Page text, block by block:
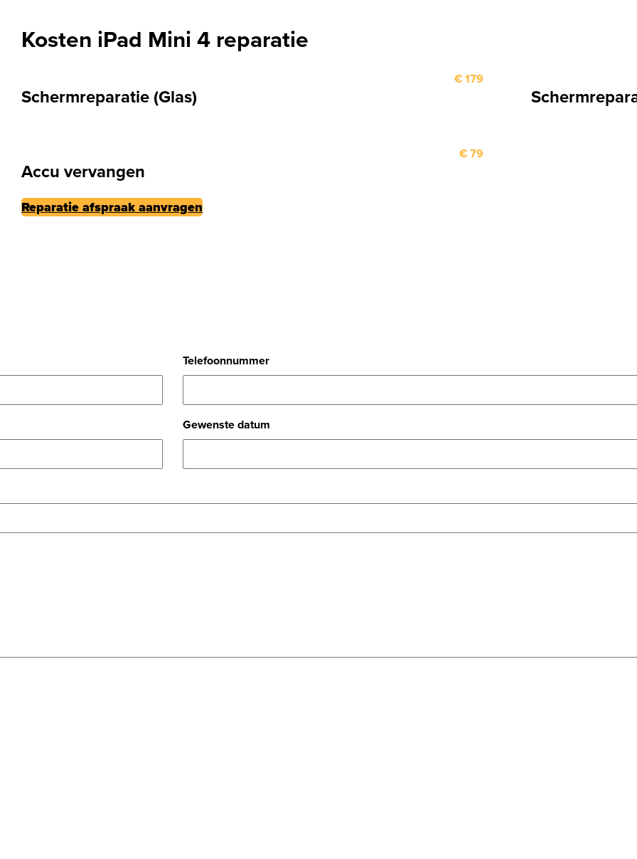
Kosten iPad Mini 4 reparatie
Schermreparatie (Glas)
€ 179
Accu vervangen
€ 79
Reparatie afspraak aanvragen
Telefoonnummer
Gewenste datum